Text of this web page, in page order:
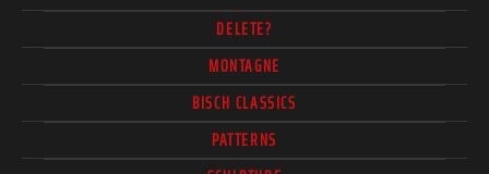
DELETE?
MONTAGNE
BISCH CLASSICS
PATTERNS